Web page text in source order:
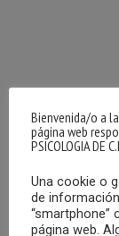
Bienvenida/o a
página web
PSICOLOGIA DE
Una cookie o
de
“smartphone”
página web.